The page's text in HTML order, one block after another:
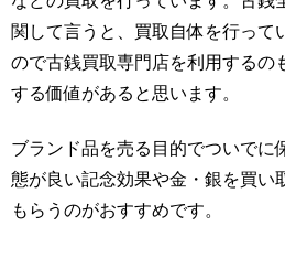
関して言うと、買取自体を行って
ので古銭買取専門店を利用するの
する価値があると思います。
ブランド品を売る目的でついでに
態が良い記念効果や金・銀を買い
もらうのがおすすめです。